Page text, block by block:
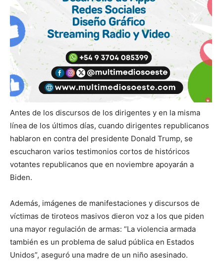
Antes de los discursos de los dirigentes y en la misma
línea de los últimos días, cuando dirigentes republicanos
hablaron en contra del presidente Donald Trump, se
escucharon varios testimonios cortos de históricos
votantes republicanos que en noviembre apoyarán a
Biden.
Además, imágenes de manifestaciones y discursos de
víctimas de tiroteos masivos dieron voz a los que piden
una mayor regulación de armas: “La violencia armada
también es un problema de salud pública en Estados
Unidos”, aseguró una madre de un niño asesinado.